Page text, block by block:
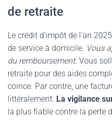
de retraite
Le crédit d’impôt de l’an
de service à domicile. Vous
du remboursement. Vous
retraite pour des aides
coince. Par contre, une
littéralement. La vigilance
la plus fiable contre la perte